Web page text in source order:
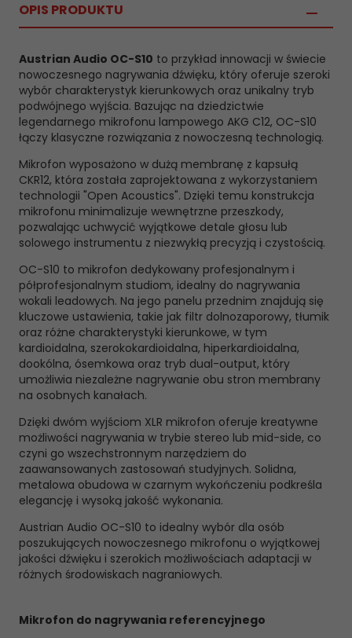
OPIS PRODUKTU
Austrian Audio OC-S10 to przykład innowacji w świecie
nowoczesnego nagrywania dźwięku, który oferuje szeroki
wybór charakterystyk kierunkowych oraz unikalny tryb
podwójnego wyjścia. Bazując na dziedzictwie
legendarnego mikrofonu lampowego AKG C12, OC-S10
łączy klasyczne rozwiązania z nowoczesną technologią.
Mikrofon wyposażono w dużą membranę z kapsułą
CKR12, która została zaprojektowana z wykorzystaniem
technologii "Open Acoustics". Dzięki temu konstrukcja
mikrofonu minimalizuje wewnętrzne przeszkody,
pozwalając uchwycić wyjątkowe detale głosu lub
solowego instrumentu z niezwykłą precyzją i czystością.
OC-S10 to mikrofon dedykowany profesjonalnym i
półprofesjonalnym studiom, idealny do nagrywania
wokali leadowych. Na jego panelu przednim znajdują się
kluczowe ustawienia, takie jak filtr dolnozaporowy, tłumik
oraz różne charakterystyki kierunkowe, w tym
kardioidalna, szerokokardioidalna, hiperkardioidalna,
dookólna, ósemkowa oraz tryb dual-output, który
umożliwia niezależne nagrywanie obu stron membrany
na osobnych kanałach.
Dzięki dwóm wyjściom XLR mikrofon oferuje kreatywne
możliwości nagrywania w trybie stereo lub mid-side, co
czyni go wszechstronnym narzędziem do
zaawansowanych zastosowań studyjnych. Solidna,
metalowa obudowa w czarnym wykończeniu podkreśla
elegancję i wysoką jakość wykonania.
Austrian Audio OC-S10 to idealny wybór dla osób
poszukujących nowoczesnego mikrofonu o wyjątkowej
jakości dźwięku i szerokich możliwościach adaptacji w
różnych środowiskach nagraniowych.
Mikrofon do nagrywania referencyjnego